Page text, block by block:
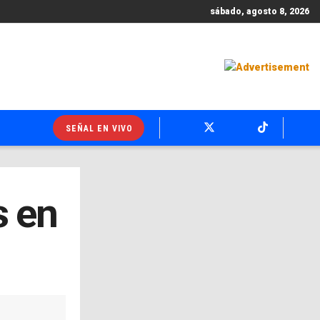
sábado, agosto 8, 2026
SEÑAL EN VIVO
en